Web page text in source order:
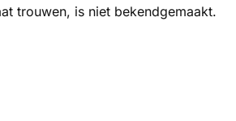
trouwen, is niet bekendgemaakt.